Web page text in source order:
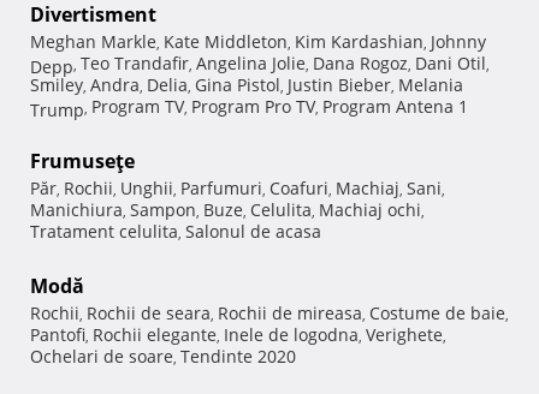
Divertisment
Meghan Markle, Kate Middleton, Kim Kardashian, Johnny
Depp, Teo Trandafir, Angelina Jolie, Dana Rogoz, Dani Otil,
Smiley, Andra, Delia, Gina Pistol, Justin Bieber, Melania
Trump, Program TV, Program Pro TV, Program Antena 1
Frumuseţe
Păr, Rochii, Unghii, Parfumuri, Coafuri, Machiaj, Sani,
Manichiura, Sampon, Buze, Celulita, Machiaj ochi,
Tratament celulita, Salonul de acasa
Modă
Rochii, Rochii de seara, Rochii de mireasa, Costume de baie,
Pantofi, Rochii elegante, Inele de logodna, Verighete,
Ochelari de soare, Tendinte 2020